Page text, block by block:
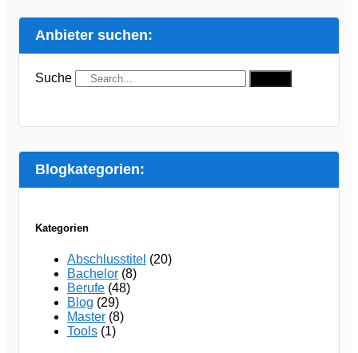
Anbieter suchen:
Suche
Blogkategorien:
Kategorien
Abschlusstitel (20)
Bachelor (8)
Berufe (48)
Blog (29)
Master (8)
Tools (1)